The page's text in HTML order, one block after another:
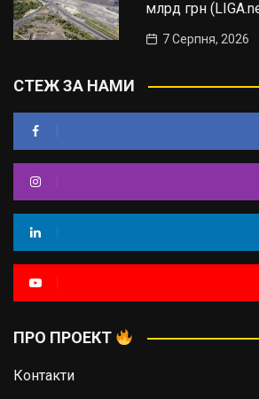
млрд грн
7 Серпня, 2026
СТЕЖ ЗА НАМИ
ПРО ПРОЕКТ
Контакти